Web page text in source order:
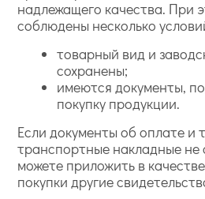
надлежащего качества. При
соблюдены несколько
товарный вид и
сохранены;
имеются документы,
покупку продукции.
Если документы об оплате и
транспортные накладные не
можете приложить в
покупки другие